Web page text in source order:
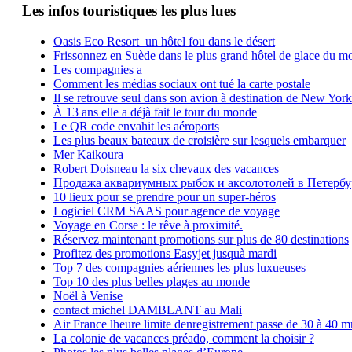
Les infos touristiques les plus lues
Oasis Eco Resort un hôtel fou dans le désert
Frissonnez en Suède dans le plus grand hôtel de glace du
Les compagnies a
Comment les médias sociaux ont tué la carte postale
Il se retrouve seul dans son avion à destination de New York
À 13 ans elle a déjà fait le tour du monde
Le QR code envahit les aéroports
Les plus beaux bateaux de croisière sur lesquels embarquer
Mer Kaikoura
Robert Doisneau la six chevaux des vacances
Продажа аквариумных рыбок и аксолотолей в
10 lieux pour se prendre pour un super-héros
Logiciel CRM SAAS pour agence de voyage
Voyage en Corse : le rêve à proximité.
Réservez maintenant promotions sur plus de 80 destinations
Profitez des promotions Easyjet jusquà mardi
Top 7 des compagnies aériennes les plus luxueuses
Top 10 des plus belles plages au monde
Noël à Venise
contact michel DAMBLANT au Mali
Air France lheure limite denregistrement passe de 30 à 40
La colonie de vacances préado, comment la choisir ?